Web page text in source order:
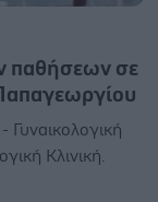
παθήσεων σε
Γυναικολογική
Κλινική.